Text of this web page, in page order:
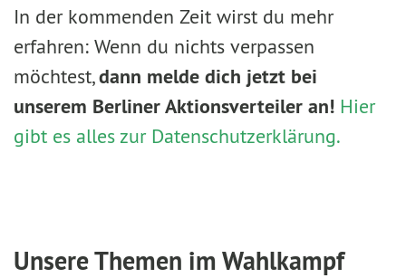
In der kommenden Zeit wirst du mehr
erfahren: Wenn du nichts verpassen
möchtest,dann melde dich jetzt bei
unserem Berliner Aktionsverteiler an! Hier
gibt es alles zur Datenschutzerklärung.
Unsere Themen im Wahlkampf